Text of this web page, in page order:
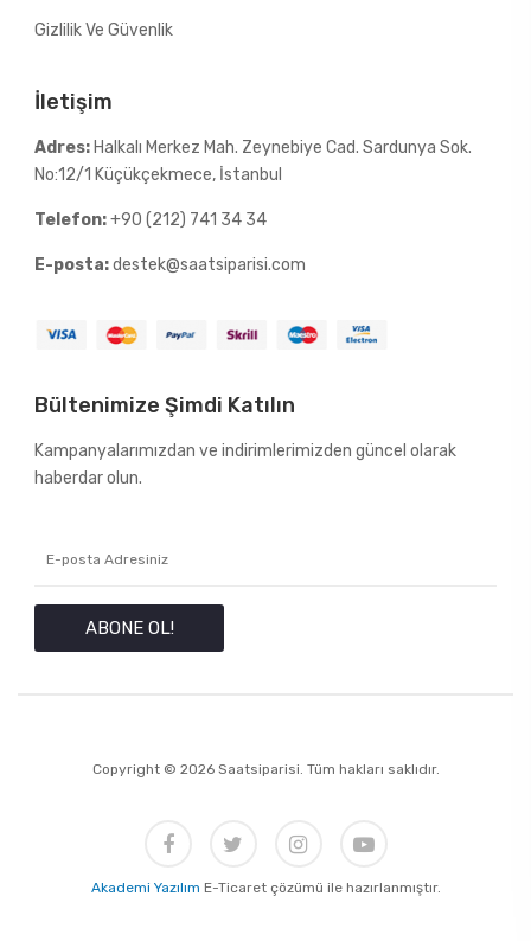
Gizlilik Ve Güvenlik
İletişim
Adres: Halkalı Merkez Mah. Zeynebiye Cad. Sardunya Sok.
No:12/1 Küçükçekmece, İstanbul
Telefon:+90 (212) 741 34 34
E-posta:destek@saatsiparisi.com
Bültenimize Şimdi Katılın
Kampanyalarımızdan ve indirimlerimizden güncel olarak
haberdar olun.
ABONE OL!
Copyright © 2026 Saatsiparisi. Tüm hakları saklıdır.
Akademi Yazılım E-Ticaret çözümü ile hazırlanmıştır.